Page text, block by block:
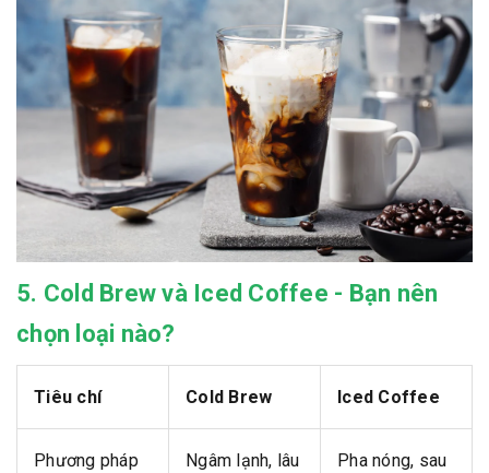
5. Cold Brew và Iced Coffee - Bạn nên
chọn loại nào?
Tiêu chí Cold Brew Iced Coffee
Phương pháp
Ngâm lạnh, lâu
Pha nóng, sau